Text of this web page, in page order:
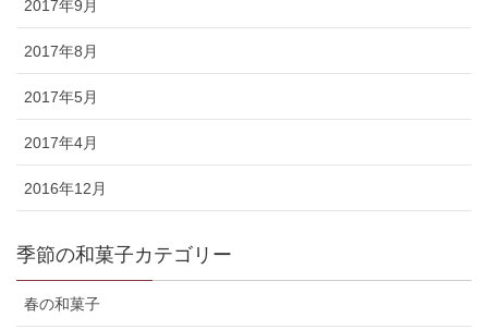
2017年9月
2017年8月
2017年5月
2017年4月
2016年12月
季節の和菓子カテゴリー
春の和菓子